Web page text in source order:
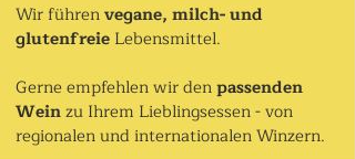
Wir führenvegane, milch- und
glutenfreie Lebensmittel.
Gerne empfehlen wir denpassenden
Weinzu Ihrem Lieblingsessen - von
regionalen und internationalen Winzern.